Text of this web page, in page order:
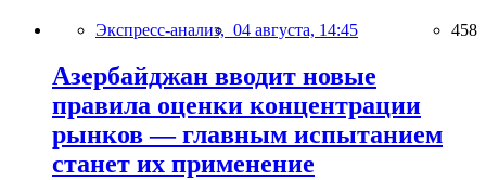
Экспресс-анализ, 04 августа, 14:45 458
Азербайджан вводит новые
правила оценки концентрации
рынков — главным испытанием
станет их применение